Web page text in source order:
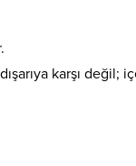
karşı değil;